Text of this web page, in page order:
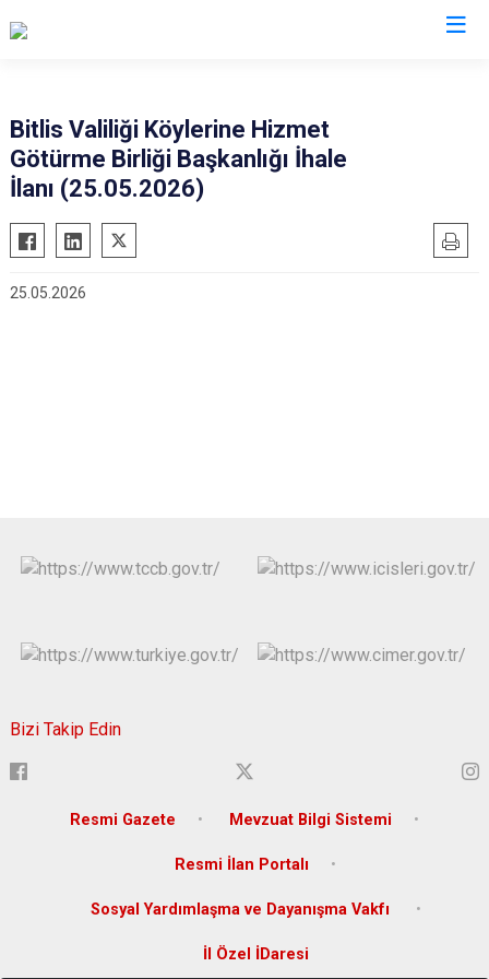
Bitlis Valiliği Köylerine Hizmet
Götürme Birliği Başkanlığı İhale
İlanı (25.05.2026)
25.05.2026
Bizi Takip Edin
Resmi Gazete Mevzuat Bilgi Sistemi
Resmi İlan Portalı
Sosyal Yardımlaşma ve Dayanışma Vakfı
İl Özel İDaresi